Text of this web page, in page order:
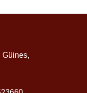
Güines,